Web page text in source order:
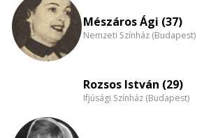
nagyítása
Mészáros Ági (37)
Nemzeti Színház (Budapest)
Rozsos István (29)
Ifjúsági Színház (Budapest)